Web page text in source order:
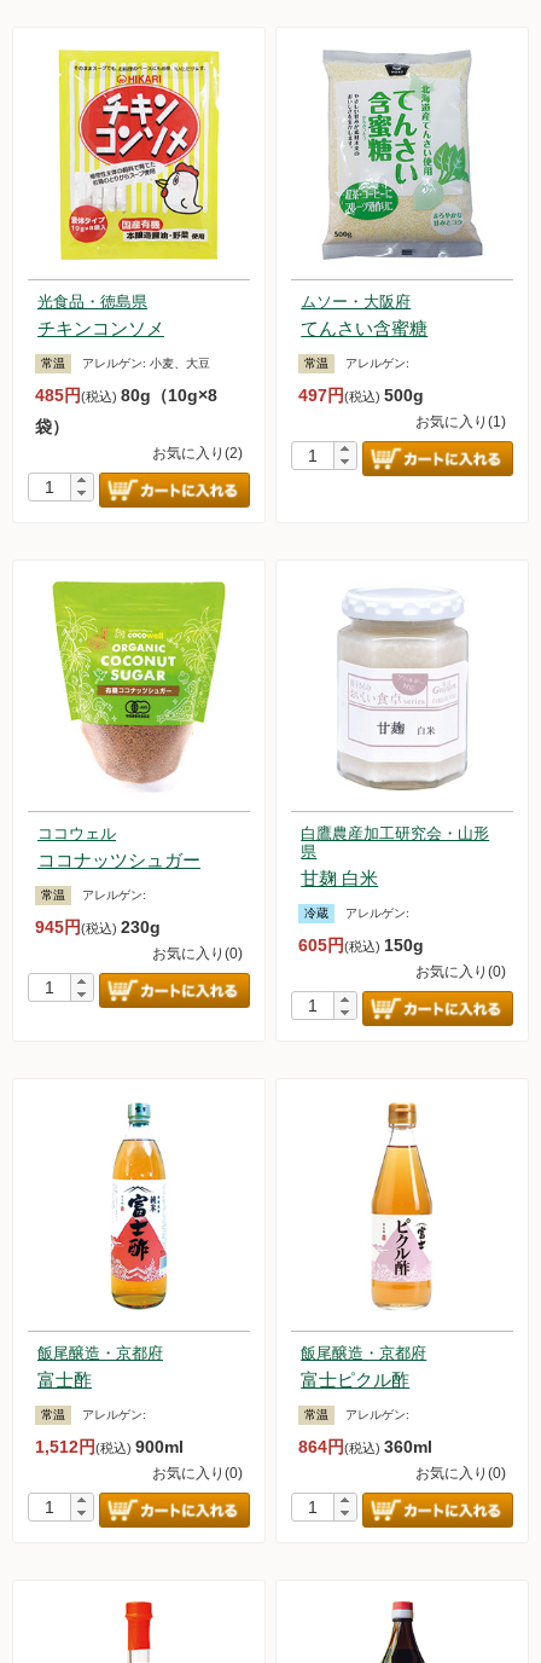
光食品・徳島県
チキンコンソメ
常温 アレルゲン: 小麦、大豆
485円(税込) 80g（10g×8
袋）
お気に入り(2)
ムソー・大阪府
てんさい含蜜糖
常温 アレルゲン:
497円(税込)500g
お気に入り(1)
ココウェル
ココナッツシュガー
常温 アレルゲン:
945円(税込) 230g
お気に入り(0)
白鷹農産加工研究会・山形
県
甘麹 白米
冷蔵 アレルゲン:
605円(税込) 150g
お気に入り(0)
飯尾醸造・京都府
富士酢
常温 アレルゲン:
1,512円(税込) 900ml
お気に入り(0)
飯尾醸造・京都府
富士ピクル酢
常温 アレルゲン:
864円(税込)360ml
お気に入り(0)